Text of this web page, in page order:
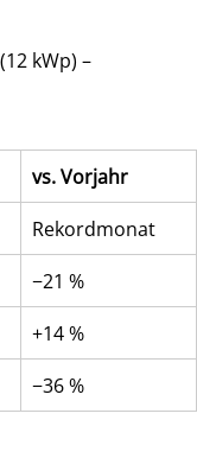
kWp) –
vs. Vorjahr
Rekordmonat
−21 %
+14 %
−36 %